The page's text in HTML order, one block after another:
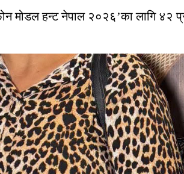
मोडल हन्ट नेपाल २०२६’का लागि ४२